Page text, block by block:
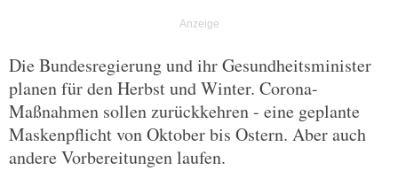
Die Bundesregierung und ihr Gesundheitsminister
planen für den Herbst und Winter. Corona-
Maßnahmen sollen zurückkehren - eine geplante
Maskenpflicht von Oktober bis Ostern. Aber auch
andere Vorbereitungen laufen.